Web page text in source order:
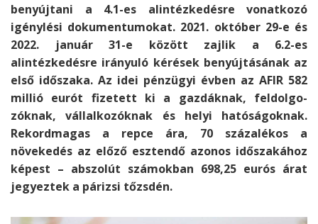
benyújtani a 4.1-es alintéz­kedésre vonatkozó
igénylési dokumentumokat. 2021. október 29-e és
2022. január 31-e között zajlik a 6.2-es
alintézkedésre irányuló kérések benyújtá­sának az
első időszaka. Az idei pénzügyi évben az AFIR 582
millió eurót fizetett ki a gazdáknak, feldolgo­
zóknak, vállalko­zóknak és helyi hatósá­goknak.
Rekordmagas a repce ára, 70 százalékos a
növekedés az előző esztendő azonos időszakához
képest – abszolút számokban 698,25 eurós árat
jegyeztek a párizsi tőzsdén.